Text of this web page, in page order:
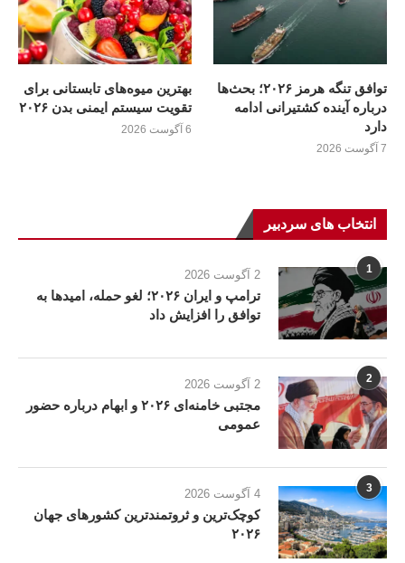
توافق تنگه هرمز ۲۰۲۶؛ بحث‌ها
درباره آینده کشتیرانی ادامه
دارد
7 آگوست 2026
بهترین میوه‌های تابستانی برای
تقویت سیستم ایمنی بدن ۲۰۲۶
6 آگوست 2026
انتخاب های سردبیر
1 2 آگوست 2026
ترامپ و ایران ۲۰۲۶؛ لغو حمله، امیدها به
توافق را افزایش داد
2 2 آگوست 2026
مجتبی خامنه‌ای ۲۰۲۶ و ابهام درباره حضور
عمومی
3 4 آگوست 2026
کوچک‌ترین و ثروتمندترین کشورهای جهان
۲۰۲۶